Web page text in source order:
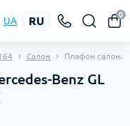
UA RU
0
Салон Плафон салона
Benz GL